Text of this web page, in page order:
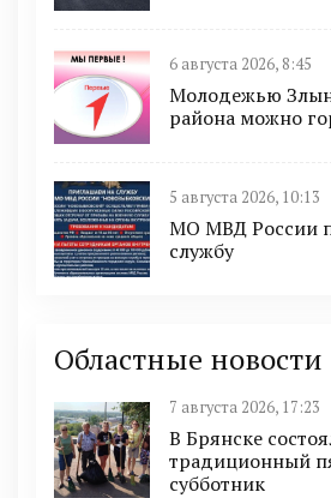
6 августа 2026, 8:45
Молодежью
района можно
5 августа 2026, 10:13
МО МВД России
службу
Областные новости
7 августа 2026, 17:23
В Брянске
традиционный
субботник